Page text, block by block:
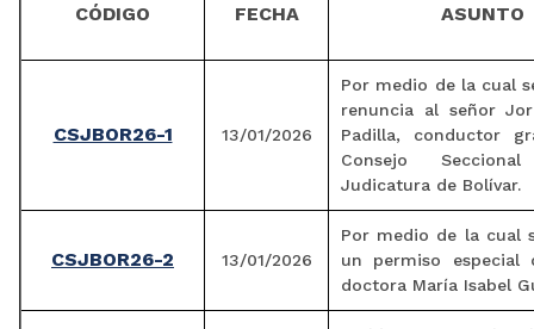
CÓDIGO FECHA ASUNTO
CSJBOR26-1 13/01/2026
Por medio de la cual
renuncia al señor
Padilla, conductor
Consejo
Judicatura de Bolívar.
CSJBOR26-2 13/01/2026
Por medio de la cual
un permiso especial
doctora María Isabel